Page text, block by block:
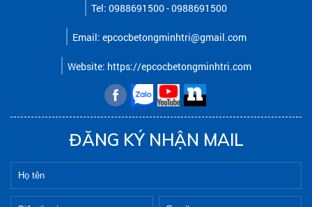
Tel: 0988691500 - 0988691500
Email: epcocbetongminhtri@gmail.com
Website: https://epcocbetongminhtri.com
ĐĂNG KÝ NHẬN MAIL